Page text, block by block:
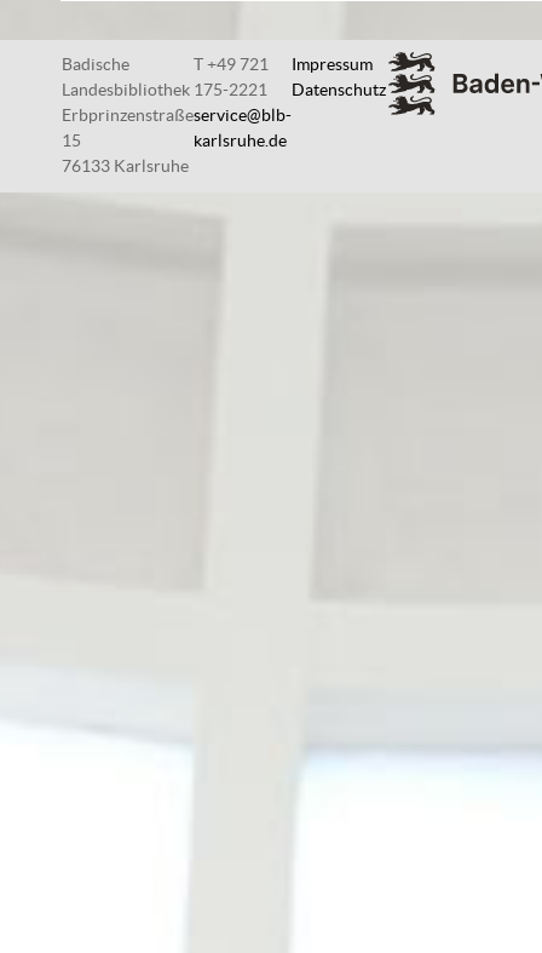
Badische
Landesbibliothek
Erbprinzenstraße
15
76133 Karlsruhe
T +49 721
175-2221
service@blb-
karlsruhe.de
Impressum
Datenschutz